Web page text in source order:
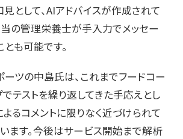
として、AIアドバイスが作成されて
当の管理栄養士が手入力でメッセー
も可能です。
ツの中島氏は、これまでフードコー
テストを繰り返してきた手応えとし
るコメントに限りなく近づけられて
ます。今後はサービス開始まで解析